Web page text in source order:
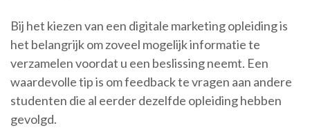
Bij het kiezen van een digitale marketing opleiding is
het belangrijk om zoveel mogelijk informatie te
verzamelen voordat u een beslissing neemt. Een
waardevolle tip is om feedback te vragen aan andere
studenten die al eerder dezelfde opleiding hebben
gevolgd.